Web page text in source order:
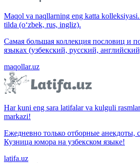
Maqol va naqllarning eng katta
tilda (o‘zbek, rus, ingliz).
Самая большая коллекция пословиц и
языках (узбекский, русский,
maqollar.uz
Har kuni eng sara latifalar va kulguli
markazi!
Ежедневно только отборные анекдоты,
Кузница юмора на узбекском языке!
latifa.uz